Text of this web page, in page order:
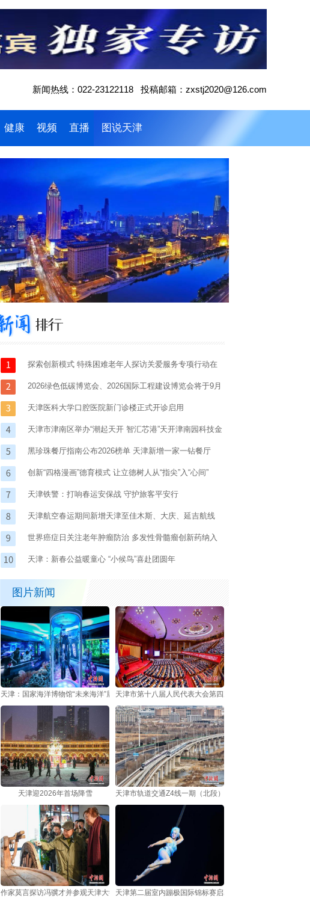
新闻热线：022-23122118 投稿邮箱：zxstj2020@126.com
健康 视频 直播 图说天津
探索创新模式 特殊困难老年人探访关爱服务专项行动在
天津宝坻启动
2026绿色低碳博览会、2026国际工程建设博览会将于9月
在天津举办
天津医科大学口腔医院新门诊楼正式开诊启用
天津市津南区举办“潮起天开 智汇芯港”天开津南园科技金
融价值对话活动
黑珍珠餐厅指南公布2026榜单 天津新增一家一钻餐厅
创新“四格漫画”德育模式 让立德树人从“指尖”入“心间”
天津铁警：打响春运安保战 守护旅客平安行
天津航空春运期间新增天津至佳木斯、大庆、延吉航线
织密东北航线网络
世界癌症日关注老年肿瘤防治 多发性骨髓瘤创新药纳入
医保
天津：新春公益暖童心 “小候鸟”喜赴团圆年
图片新闻
天津：国家海洋博物馆“未来海洋”展厅上线 科技赋能沉浸式海洋探索
天津市第十八届人民代表大会第四次会议开幕
天津迎2026年首场降雪 天津市轨道交通Z4线一期（北段）开通运营
作家莫言探访冯骥才并参观天津大学冯骥才博物馆天津第二届室内蹦极国际锦标赛启幕 中外选手跃动海河之畔